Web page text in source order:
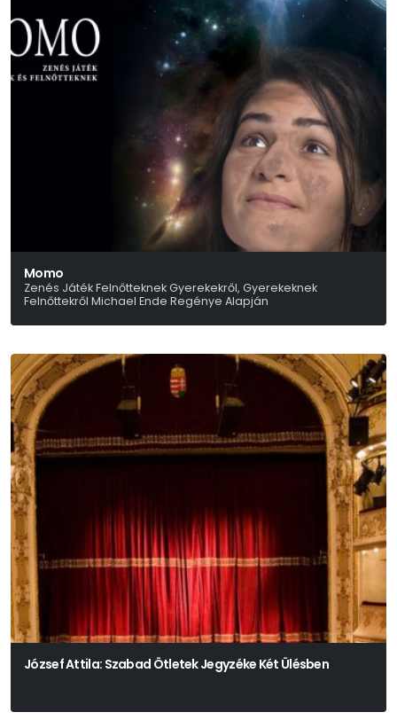
Momo
Zenés Játék Felnőtteknek Gyerekekről, Gyerekeknek
Felnőttekről Michael Ende Regénye Alapján
Faragó Zsuzsa-Laboda Kornél
József Attila: Szabad Ötletek Jegyzéke Két Ülésben